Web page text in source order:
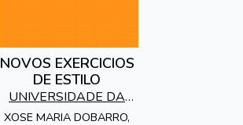
NOVOS EXERCICIOS
DE ESTILO
UNIVERSIDADE DA
CORUÑA
XOSE MARIA DOBARRO,